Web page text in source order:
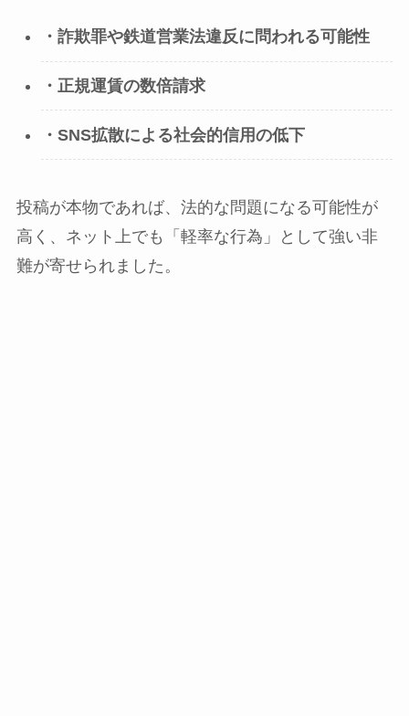
・詐欺罪や鉄道営業法違反に問われる可能性
・正規運賃の数倍請求
・SNS拡散による社会的信用の低下
投稿が本物であれば、法的な問題になる可能性が
高く、ネット上でも「軽率な行為」として強い非
難が寄せられました。